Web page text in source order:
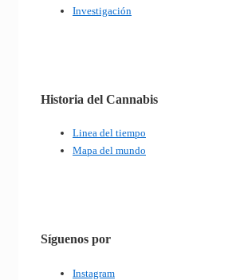
Investigación
Historia del Cannabis
Linea del tiempo
Mapa del mundo
Síguenos por
Instagram